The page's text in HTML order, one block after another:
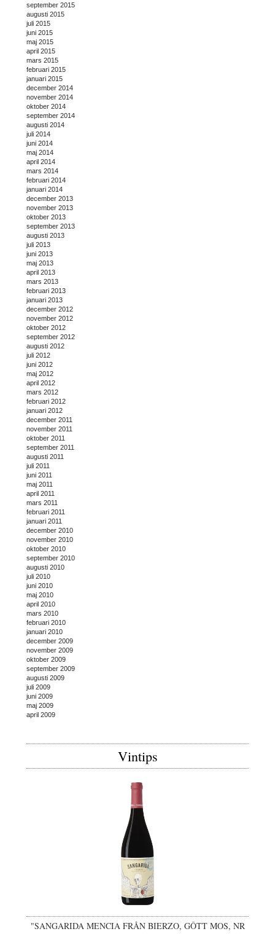
september 2015
augusti 2015
juli 2015
juni 2015
maj 2015
april 2015
mars 2015
februari 2015
januari 2015
december 2014
november 2014
oktober 2014
september 2014
augusti 2014
juli 2014
juni 2014
maj 2014
april 2014
mars 2014
februari 2014
januari 2014
december 2013
november 2013
oktober 2013
september 2013
augusti 2013
juli 2013
juni 2013
maj 2013
april 2013
mars 2013
februari 2013
januari 2013
december 2012
november 2012
oktober 2012
september 2012
augusti 2012
juli 2012
juni 2012
maj 2012
april 2012
mars 2012
februari 2012
januari 2012
december 2011
november 2011
oktober 2011
september 2011
augusti 2011
juli 2011
juni 2011
maj 2011
april 2011
mars 2011
februari 2011
januari 2011
december 2010
november 2010
oktober 2010
september 2010
augusti 2010
juli 2010
juni 2010
maj 2010
april 2010
mars 2010
februari 2010
januari 2010
december 2009
november 2009
oktober 2009
september 2009
augusti 2009
juli 2009
juni 2009
maj 2009
april 2009
Vintips
"SANGARIDA MENCIA FRÅN BIERZO, GÔTT MOS, NR